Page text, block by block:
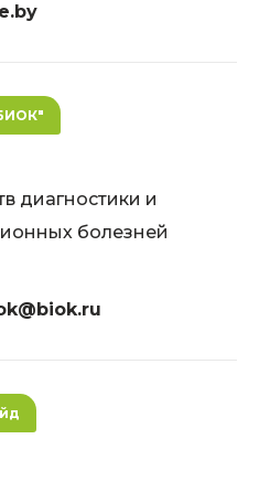
диагностики и
болезней